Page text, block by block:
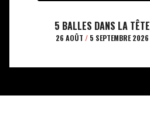
5 BALLES DANS LA TÊTE
26 AOÛT /5 SEPTEMBRE 2026